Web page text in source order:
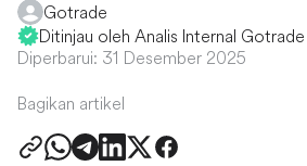
Gotrade
Ditinjau oleh Analis Internal Gotrade
Diperbarui: 31 Desember 2025
Bagikan artikel